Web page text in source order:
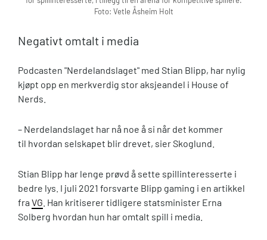
Foto: Vetle Åsheim Holt
Negativt omtalt i media
Podcasten "Nerdelandslaget" med Stian Blipp, har nylig
kjøpt opp en merkverdig stor aksjeandel i House of
Nerds.
– Nerdelandslaget har nå noe å si når det kommer
til hvordan selskapet blir drevet, sier Skoglund.
Stian Blipp har lenge prøvd å sette spillinteresserte i
bedre lys. I juli 2021 forsvarte Blipp gaming i en artikkel
fra VG . Han kritiserer tidligere statsminister Erna
Solberg hvordan hun har omtalt spill i media.